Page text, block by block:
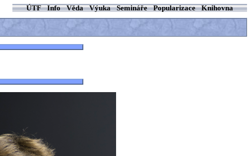
ÚTF Info Věda Výuka Semináře Popularizace Knihovna